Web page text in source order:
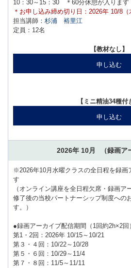
10：30～15：30 ＊60分休憩が入ります
＊お申し込み締め切り日：2026年 10/8
担当講師： 杉浦 裕里江
定員：12名
【教材なし】
申し込む
【ミニ精油34種付
申し込む
2026年 10月 （録画ア
※2026年10月水曜クラスの全日程を録画
す
（オンライン講座を全日程欠席・録画ア
修了後の当校パートナーシップ制度への
す。）
●録画アーカイブ配信期間（1回約2h×2回
第1・2回：2026年 10/15～10/21
第３・４回：10/22～10/28
第５・６回：10/29～11/4
第７・８回：11/5～11/11